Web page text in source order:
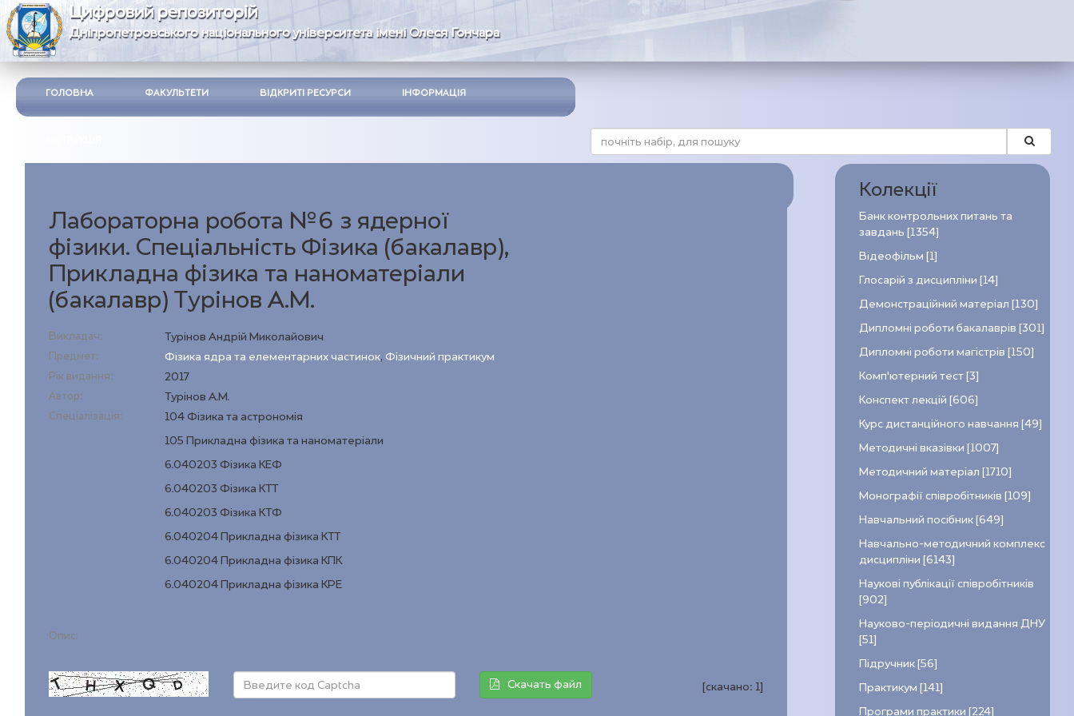
Цифровий репозиторій
Дніпропетровського національного університета імені Олеся Гончара
ГОЛОВНА ФАКУЛЬТЕТИ ВІДКРИТІ РЕСУРСИ ІНФОРМАЦІЯ
Лабораторна робота №6 з ядерної
фізики. Спеціальність Фізика (бакалавр),
Прикладна фізика та наноматеріали
(бакалавр) Турінов А.М.
Викладач: Турінов Андрій Миколайович
Предмет: Фізика ядра та елементарних частинок, Фізичний практикум
Рік видання: 2017
Автор: Турінов А.М.
Спеціалізація:
104 Фізика та астрономія
105 Прикладна фізика та наноматеріали
6.040203 Фізика КЕФ
6.040203 Фізика КТТ
6.040203 Фізика КТФ
6.040204 Прикладна фізика КТТ
6.040204 Прикладна фізика КПК
6.040204 Прикладна фізика КРЕ
Опис:
Скачать файл [скачано:1]
Колекції
Банк контрольних питань та
завдань [1354]
Відеофільм [1]
Глосарій з дисципліни [14]
Демонстраційний матеріал [130]
Дипломні роботи бакалаврів [301]
Дипломні роботи магістрів [150]
Комп’ютерний тест [3]
Конспект лекцій [606]
Курс дистанційного навчання [49]
Методичні вказівки [1007]
Методичний матеріал [1710]
Монографії співробітників [109]
Навчальний посібник [649]
Навчально-методичний комплекс
дисципліни [6143]
Наукові публікації співробітників
[902]
Науково-періодичні видання ДНУ
[51]
Підручник [56]
Практикум [141]
Програми практики [224]